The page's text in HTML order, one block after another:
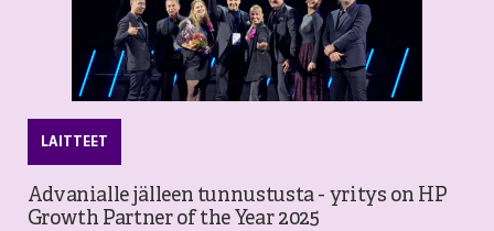
LAITTEET
Advanialle jälleen tunnustusta - yritys on HP
Growth Partner of the Year 2025